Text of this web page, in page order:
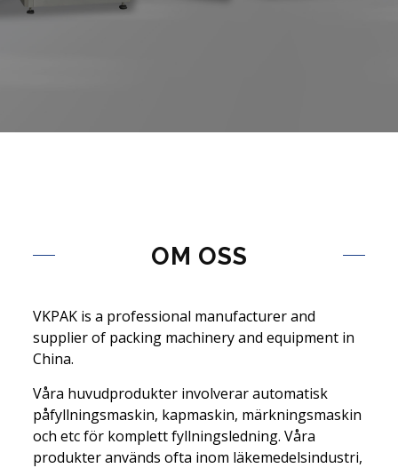
OM OSS
VKPAK is a professional manufacturer and
supplier of packing machinery and equipment in
China.
Våra huvudprodukter involverar automatisk
påfyllningsmaskin, kapmaskin, märkningsmaskin
och etc för komplett fyllningsledning. Våra
produkter används ofta inom läkemedelsindustri,